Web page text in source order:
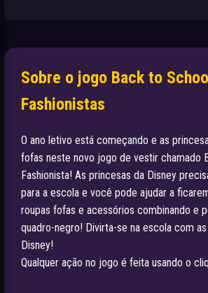
Sobre o jogo Back to
Fashionistas
O ano letivo está começando e as
fofas neste novo jogo de vestir chamado
Fashionista! As princesas da Disney
para a escola e você pode ajudar a
roupas fofas e acessórios combinando e
quadro-negro! Divirta-se na escola com
Disney!
Qualquer ação no jogo é feita usando o